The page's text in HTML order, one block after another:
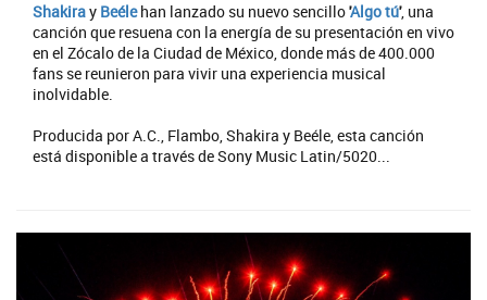
Shakiray Beélehan lanzado su nuevo sencillo'Algo tú', una
canción que resuena con la energía de su presentación en vivo
en el Zócalo de la Ciudad de México, donde más de 400.000
fans se reunieron para vivir una experiencia musical
inolvidable.
Producida por A.C., Flambo, Shakira y Beéle, esta canción
está disponible a través de Sony Music Latin/5020...